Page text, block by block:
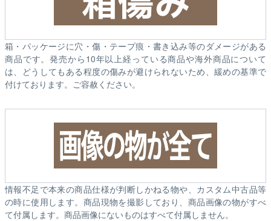
箱・パッケージに穴・傷・テープ痕・書き込み等のダメージがある
商品です。発売から10年以上経っている商品や海外商品について
は、どうしてもある程度の傷みが避けられないため、緩めの基準で
付けております。ご容赦ください。
情報不足で本来の商品仕様が判断しかねる物や、カスタム中古品等
の時に使用します。商品現物を撮影しており、商品画像の物がすべ
て付属します。商品画像にないものはすべて付属しません。